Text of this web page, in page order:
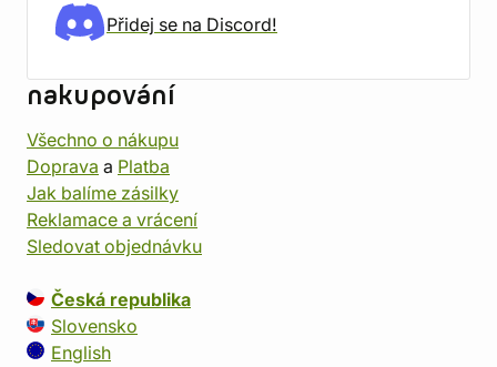
Přidej se na Discord!
nakupování
Všechno o nákupu
Doprava a Platba
Jak balíme zásilky
Reklamace a vrácení
Sledovat objednávku
Česká republika
Slovensko
English